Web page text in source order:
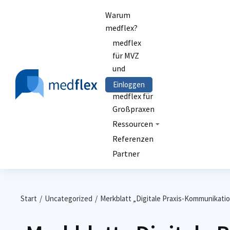
Warum
medflex?
medflex
für MVZ
und
Kliniken
medflex für
Großpraxen
Ressourcen
Referenzen
Partner
Einloggen
Sie befinden sich hier:
Start Uncategorized Merkblatt „Digitale Praxis-